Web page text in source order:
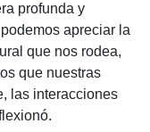
profunda y
apreciar la
que nos rodea,
que nuestras
las interacciones